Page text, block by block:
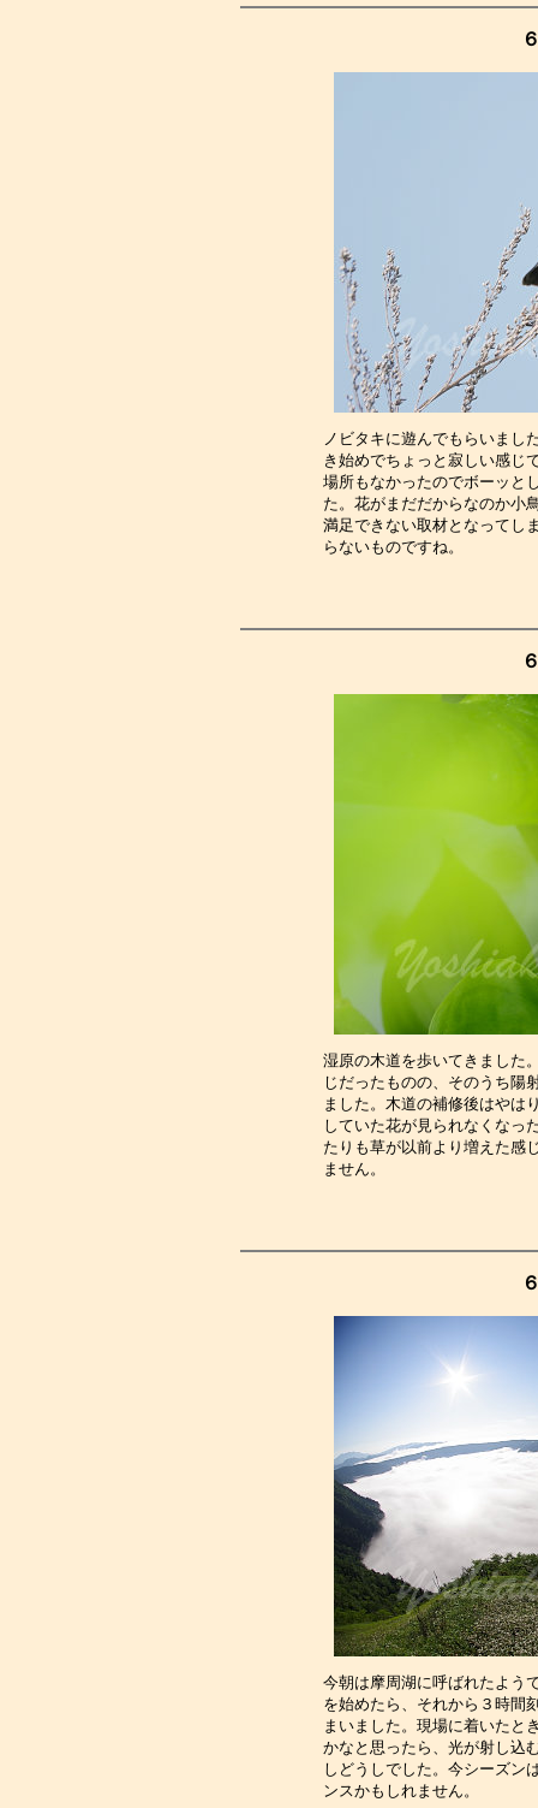
ノビタキに遊んでもらいまし
き始めでちょっと寂しい感じ
場所もなかったのでボーッと
た。花がまだだからなのか小
満足できない取材となってし
らない
湿原の木道を歩いてきました
じだったものの、そのうち陽
ました。木道の補修後はやは
していた花が見られなくなっ
たりも草が以前より増えた感
ま
今朝は摩周湖に呼ばれたよう
を始めたら、それから３時間
まいました。現場に着いたと
かなと思ったら、光が射し込
しどうしでした。今シーズン
ンスか